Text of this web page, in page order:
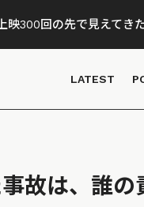
映300回の先で見えてき
LATEST
故は、誰